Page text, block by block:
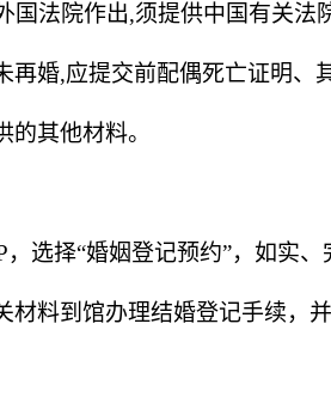
国法院作出,须提供中国有关法
再婚,应提交前配偶死亡证明、
其他材料。
，选择“婚姻登记预约”，如实
材料到馆办理结婚登记手续，